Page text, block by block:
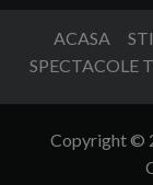
ACASA
SPECTACOLE
Copyright ©